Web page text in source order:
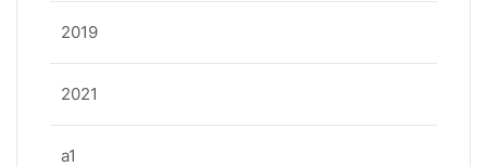
2019
2021
a1